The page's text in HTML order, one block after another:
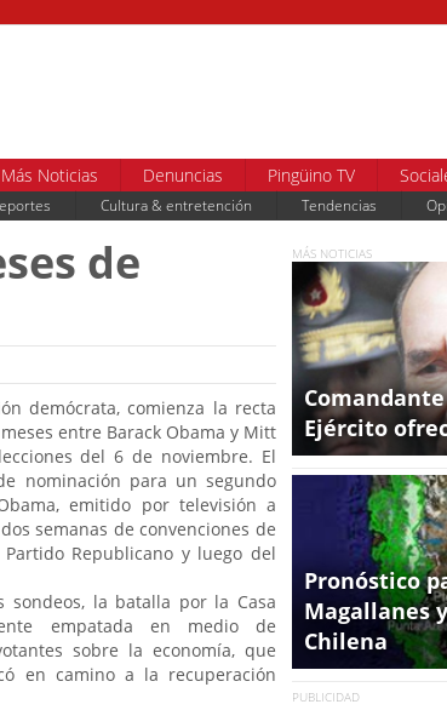
Más Noticias Denuncias Pingüino TV
Cultura & entretención Tendencias
de
demócrata, comienza la recta
entre Barack Obama y Mitt
del 6 de noviembre. El
nominación para un segundo
emitido por televisión a
semanas de convenciones de
Republicano y luego del
sondeos, la batalla por la Casa
empatada en medio de
sobre la economía, que
en camino a la recuperación
MÁS NOTICIAS
Ejército
Pronóstico
Magallanes
Chilena
PUBLICIDAD